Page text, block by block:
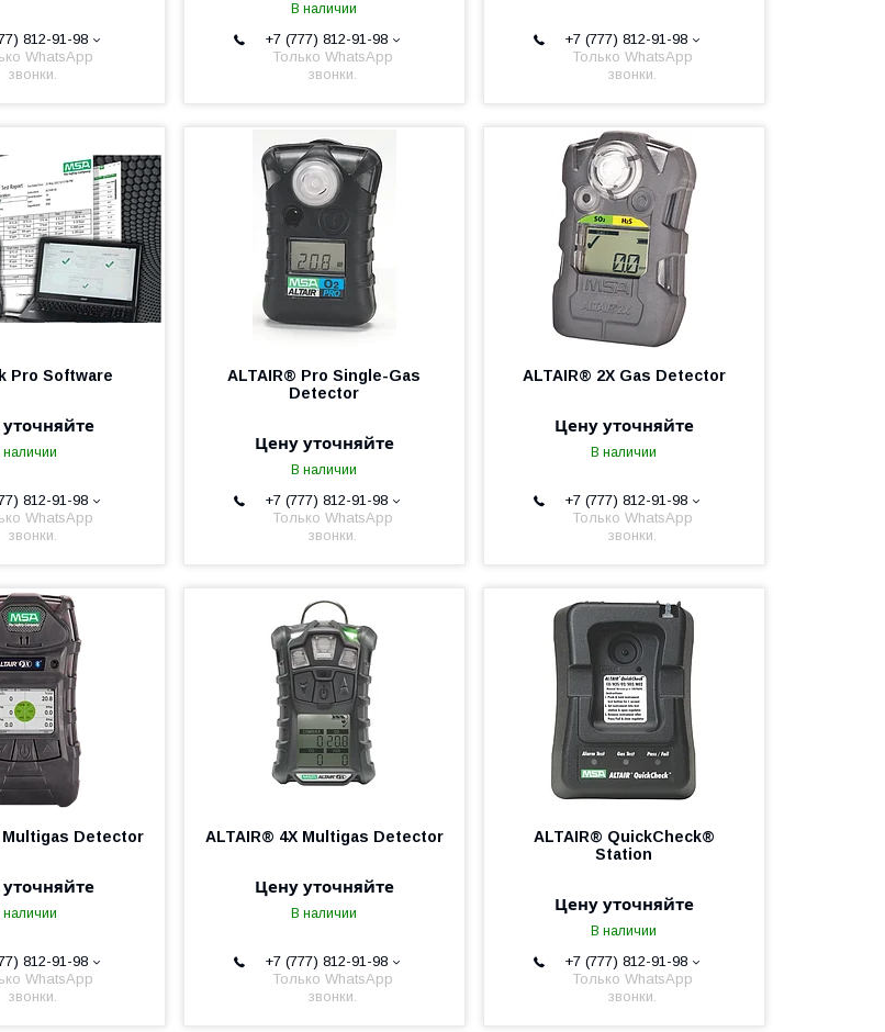
812-91-98
WhatsApp
звонки.
В наличии
+7 (777) 812-91-98
Только WhatsApp
звонки.
+7 (777) 812-91-98
Только WhatsApp
звонки.
Pro Software
наличии
812-91-98
WhatsApp
звонки.
ALTAIR® Pro Single-Gas
Detector
Цену уточняйте
В наличии
+7 (777) 812-91-98
Только WhatsApp
звонки.
ALTAIR® 2X Gas Detector
Цену уточняйте
В наличии
+7 (777) 812-91-98
Только WhatsApp
звонки.
Multigas Detector
наличии
812-91-98
WhatsApp
звонки.
ALTAIR® 4X Multigas Detector
Цену уточняйте
В наличии
+7 (777) 812-91-98
Только WhatsApp
звонки.
ALTAIR® QuickCheck®
Station
Цену уточняйте
В наличии
+7 (777) 812-91-98
Только WhatsApp
звонки.